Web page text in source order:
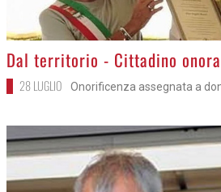
>
Dal territorio - Cittadino
28 LUGLIO Onorificenza assegnata a